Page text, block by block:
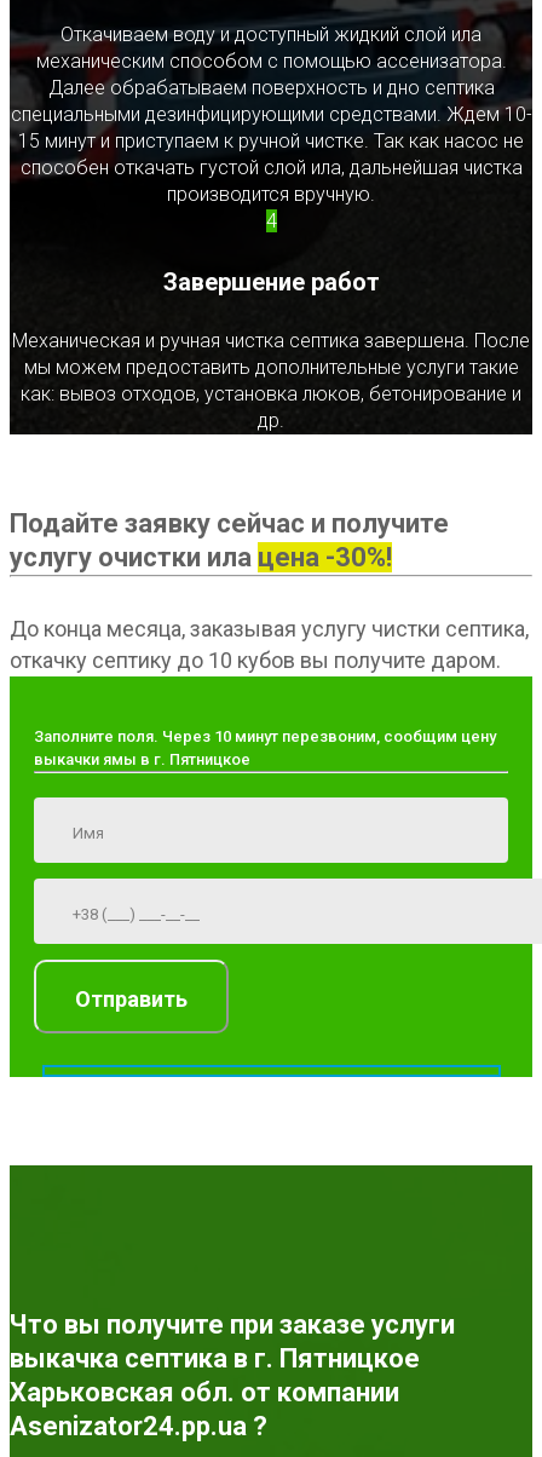
Откачиваем воду и доступный жидкий слой ила
механическим способом с помощью ассенизатора.
Далее обрабатываем поверхность и дно септика
специальными дезинфицирующими средствами. Ждем 10-
15 минут и приступаем к ручной чистке. Так как насос не
способен откачать густой слой ила, дальнейшая чистка
производится вручную.
4
Завершение работ
Механическая и ручная чистка септика завершена. После
мы можем предоставить дополнительные услуги такие
как: вывоз отходов, установка люков, бетонирование и
др.
Подайте заявку сейчас и получите
услугу очистки ила цена -30%!
До конца месяца, заказывая услугу чистки септика,
откачку септику до 10 кубов вы получите даром.
Заполните поля. Через 10 минут перезвоним, сообщим цену
выкачки ямы в г. Пятницкое
Что вы получите при заказе услуги
выкачка септика в г. Пятницкое
Харьковская обл. от компании
Asenizator24.pp.ua ?